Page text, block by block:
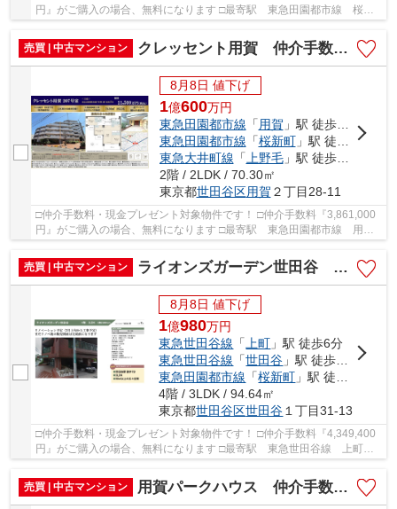
円』がご購入の場合、無料になります □最寄駅 東急田園都市線 桜新
町駅 徒歩約3分 □リフォーム物件 □田園都市線...
売買 | 中古マンション
クレッセント用賀 仲介手数料無料＋60万円現金プレゼント中
8月8日 値下げ
1億600万円
東急田園都市線 「用賀 」駅 徒歩5分
東急田園都市線 「桜新町」駅 徒歩17分
東急大井町線 「 上野毛」駅 徒歩21分
2階 / 2LDK / 70.30㎡
東京都世田谷区用賀 ２丁目28-11
□仲介手数料・現金プレゼント対象物件です！ □仲介手数料『3,861,000
円』がご購入の場合、無料になります □最寄駅 東急田園都市線 用賀
駅 徒歩約5分 □リノベーション物件 □ペット飼...
売買 | 中古マンション
ライオンズガーデン世田谷 仲介手数料無料＋60万円現金プレゼント中
8月8日 値下げ
1億980万円
東急世田谷線 「上町 」駅 徒歩6分
東急世田谷線 「世田谷 」駅 徒歩7分
東急田園都市線 「桜新町 」駅 徒歩19分
4階 / 3LDK / 94.64㎡
東京都世田谷区世田谷１丁目31-13
□仲介手数料・現金プレゼント対象物件です！ □仲介手数料『4,349,400
円』がご購入の場合、無料になります □最寄駅 東急世田谷線 上町
売買 | 中古マンション
用賀パークハウス 仲介手数料無料＋60万円現金プレゼント中